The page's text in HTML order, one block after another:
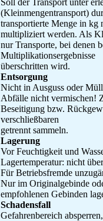
(Kleinmengentransport)
transportierte Menge in kg
multipliziert werden. Als
nur Transporte, bei denen
Multiplikationsergebnisse
überschritten wird.
Entsorgung
Nicht in Ausguss oder
Abfälle nicht vermischen!
Beseitigung bzw.
verschließbaren
getrennt sammeln.
Lagerung
Vor Feuchtigkeit und
Lagertemperatur: nicht
Für Betriebsfremde
Nur im Originalgebinde
empfohlenen Gebinden
Schadensfall
Gefahrenbereich